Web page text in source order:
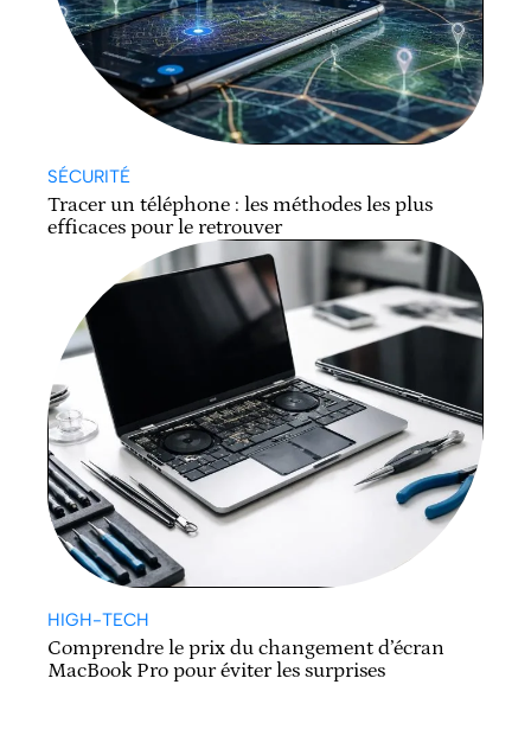
SÉCURITÉ
Tracer un téléphone : les méthodes les plus
efficaces pour le retrouver
HIGH-TECH
Comprendre le prix du changement d’écran
MacBook Pro pour éviter les surprises